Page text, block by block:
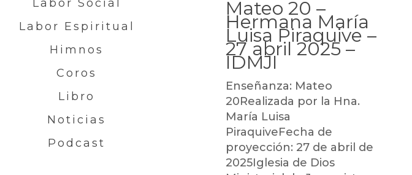
Labor Social
Labor Espiritual
Himnos
Coros
Libro
Noticias
Podcast
Mateo 20 –
Hermana María
Luisa Piraquive –
27 abril 2025 –
IDMJI
Enseñanza: Mateo
20Realizada por la Hna.
María Luisa
PiraquiveFecha de
proyección: 27 de abril de
2025Iglesia de Dios